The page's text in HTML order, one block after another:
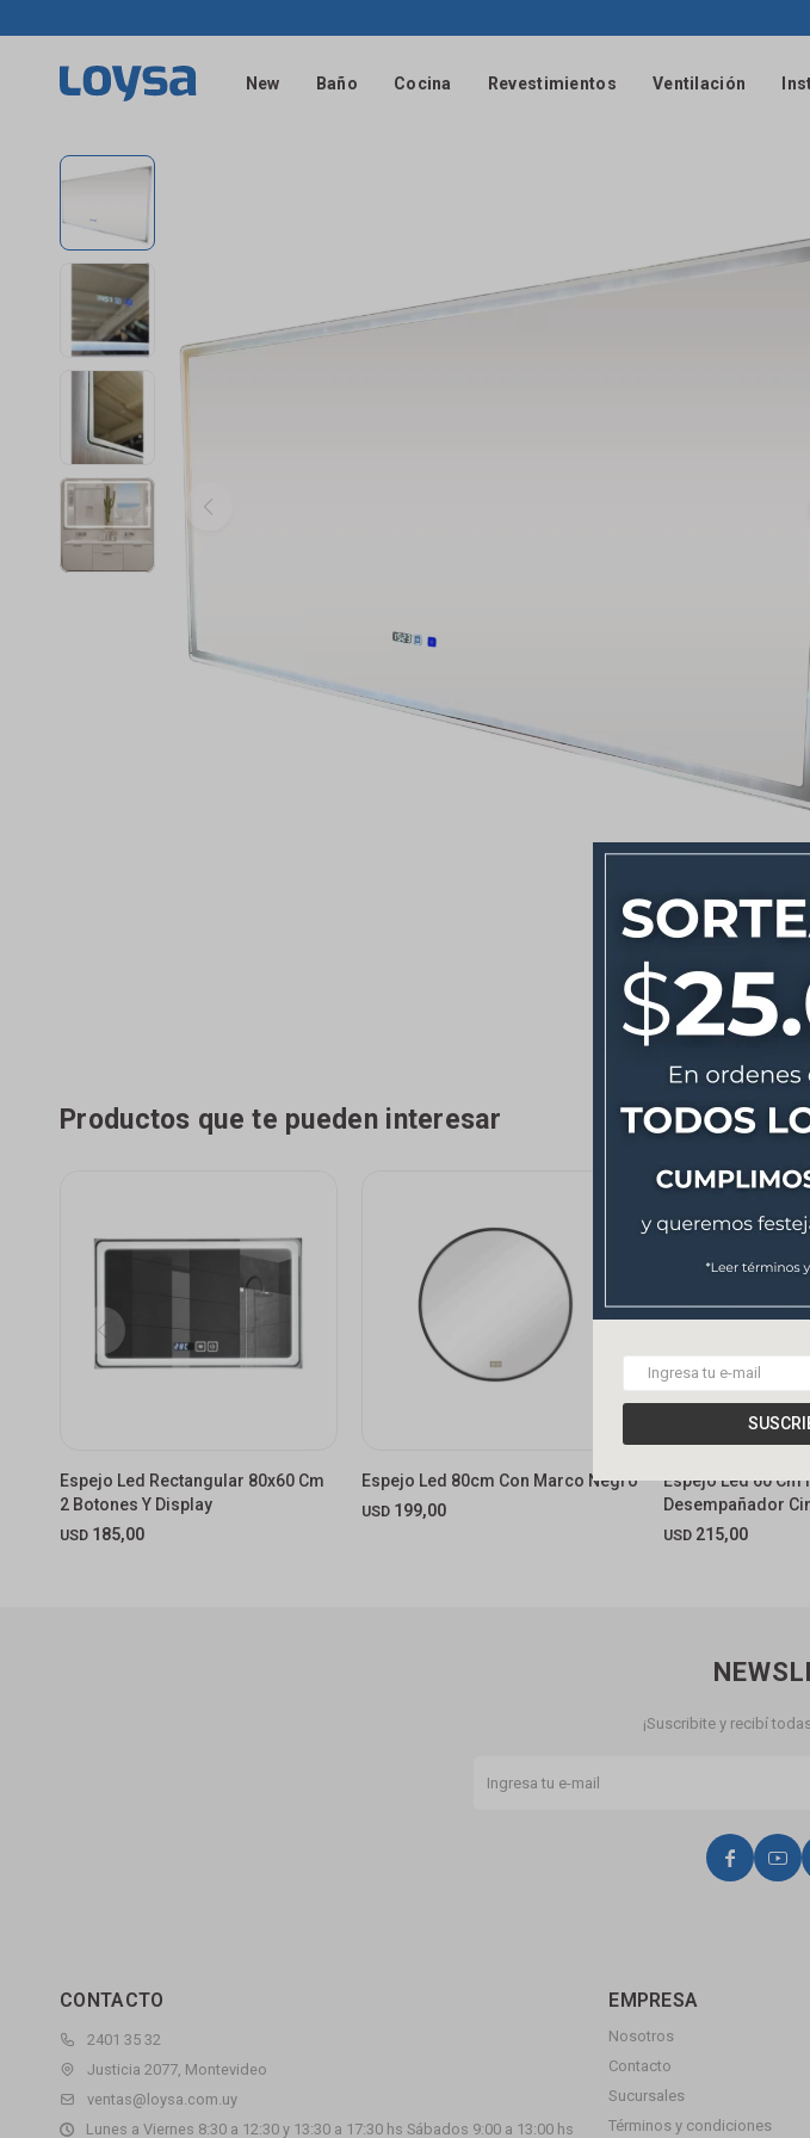
New Baño Cocina Revestimientos Ventilación
Productos que te pueden interesar
Espejo Led Rectangular 80x60 Cm
2 Botones Y Display
USD 185,00
Espejo Led 80cm Con Marco Negro
USD 199,00
Espejo Led 60 Cm
Desempañador
USD 215,00
CONTACTO
2401 35 32
Justicia 2077, Montevideo
ventas@loysa.com.uy
Lunes a Viernes 8:30 a 12:30 y 13:30 a 17:30 hs Sábados 9:00 a 13:00 hs
EMPRESA
Nosotros
Contacto
Sucursales
Términos y condiciones
¡Suscribite y recibí
 